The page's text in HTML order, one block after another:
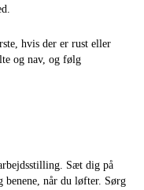
hvis der er rust eller
og nav, og følg
Sæt dig på
når du løfter. Sørg